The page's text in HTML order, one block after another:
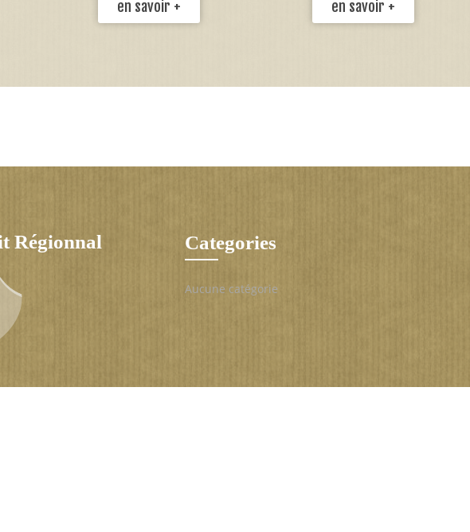
en savoir + en savoir +
Régionnal Categories
Aucune catégorie